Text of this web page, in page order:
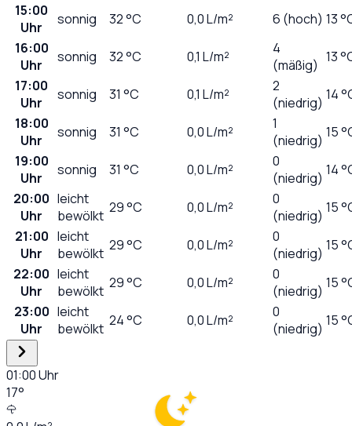
15:00
Uhr
sonnig 32°C 0,0L/m² 6 (hoch) 13
16:00
Uhr
sonnig 32°C 0,1 L/m²
4
(mäßig) 13
17:00
Uhr
sonnig 31 °C 0,1 L/m²
2
(niedrig) 14
18:00
Uhr
sonnig 31 °C 0,0L/m²
1
(niedrig) 15
19:00
Uhr
sonnig 31 °C 0,0L/m²
0
(niedrig) 14
20:00
Uhr
leicht
bewölkt 29°C 0,0L/m²
0
(niedrig) 15
21:00
Uhr
leicht
bewölkt 29°C 0,0L/m²
0
(niedrig) 15
22:00
Uhr
leicht
bewölkt 29°C 0,0L/m²
0
(niedrig) 15
23:00
Uhr
leicht
bewölkt 24°C 0,0L/m²
0
(niedrig) 15
01:00Uhr
17°